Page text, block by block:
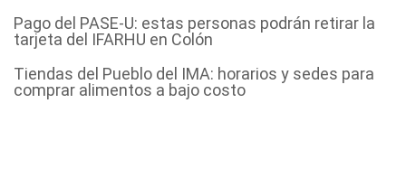
Pago del PASE-U: estas personas podrán retirar la
tarjeta del IFARHU en Colón
Tiendas del Pueblo del IMA: horarios y sedes para
comprar alimentos a bajo costo